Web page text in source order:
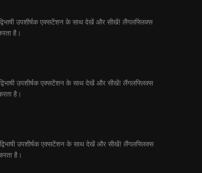
उपशीर्षक एक्सटेंशन के साथ देखें और सीखें! लैंगलफ्लिक्स
है।
उपशीर्षक एक्सटेंशन के साथ देखें और सीखें! लैंगलफ्लिक्स
है।
उपशीर्षक एक्सटेंशन के साथ देखें और सीखें! लैंगलफ्लिक्स
है।